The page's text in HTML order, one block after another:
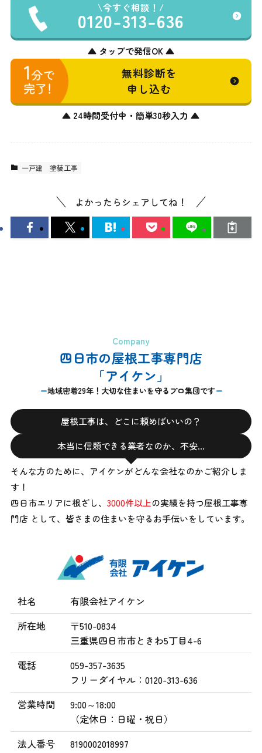
今すぐ相談！
0120-313-636
▲ タップで発信OK ▲
無料診断を
申し込む
▲ 24時間受付中・簡単30秒入力 ▲
一戸建 塗装工事
よかったらシェアしてね！
Company
四日市の屋根工事専門店
「アイケン」
地域密着29年！大切な住まいを守るプロ集団です
屋根工事は、どこに頼めばいいの？
本当に信頼できる業者なのか、不安…
そんな方のために、アイケンがどんな会社なのかご紹介しま
す！
四日市エリアに根ざし、 3000件以上の実績を持つ屋根工事専
門店 として、 皆さまの住まいを守るお手伝いをしています。
社名
有限会社アイケン
所在地
〒510-0834
三重県四日市市ときわ5丁目4-6
電話
059-357-3635
フリーダイヤル：0120-313-636
営業時間
9:00～18:00
（定休日：日曜・祝日）
法人番号
8190002018997